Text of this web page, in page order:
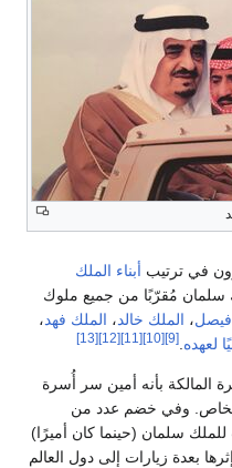
في ترتيب أبناء الملك
سلمان مُقرّبًا من جميع ملوك
فيصل، الملك خالد، الملك فهد،
لعهده.
[9]
[10]
[11]
[12]
[13]
بأنه أمين سر أُسرة
وفي خضم عدد من
للملك سلمان (حينما كان أميرًا)
بعدة زيارات إلى دول العالم